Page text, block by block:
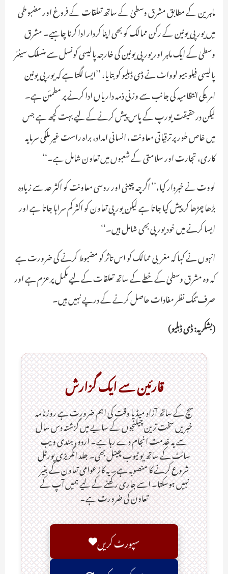
ماہرین کے مطابق مشرق وسطیٰ کے ساتھ تعلقات کے فروغ اور مضبوطی
میں یورپی یونین کے رکن ممالک کو بھی اپنا کردار ادا کرنا چاہیے۔ مشرق
وسطیٰ کے ایک ماہر اور یورپی یونین کی خارجہ پالیسی کونسل سے منسلک سینئر
پالیسی فیلو ہیو لوواٹ نے ڈی ڈبلیو کو بتایا، ’’ایسا لگتا ہے کہ یورپی یونین
امریکی انتظامیہ کی جانب سے وزنی ذمہ داریاں ادا کرنے پر مطمئن ہے۔
لیکن درحقیقت یورپ کے پاس پیش کرنےکے لیے بہت کچھ ہے جس
میں خاص طور پر ترقیاتی معاونت، انسانی امداد، براہ راست غیر ملکی سرمایہ
کاری، تجارت اور سلامتی کے شعبوں میں تعاون شامل ہے۔‘‘
لووت نے خبردار کیا،’’ اگرچہ چینی اور روسی معاونت کو اکثر حد سے زیادہ
بڑھا چڑھا کر پیش کیا جاتا ہے لیکن یورپی تعاون کو اکثر کم سراہا جاتا ہے اور
ایسا کرنے میں خود یورپی بھی شامل ہیں۔‘‘
انہوں نے کہا کہ مغربی ممالک کو اس تاثر کو مضبوط کرنے کی ضرورت ہے
کہ وہ مشرق وسطیٰ کے خطے کے ساتھ تعلقات کے لیے مکمل پرعزم ہے اور
صرف تنگ نظر مفادات حاصل کرنے کے درپے نہیں ہیں۔
(بشکریہ: ڈی ڈبلیو)
قارئین سے ایک گزارش
سچ کے ساتھ آزاد میڈیا وقت کی اہم ضرورت ہےـ روزنامہ
خبریں سخت ترین چیلنجوں کے سایے میں گزشتہ دس سال
سے یہ خدمت انجام دے رہا ہے۔ اردو، ہندی ویب
سائٹ کے ساتھ یو ٹیوب چینل بھی۔ جلد انگریزی پورٹل
شروع کرنے کا منصوبہ ہے۔ یہ کاز عوامی تعاون کے بغیر
نہیں ہوسکتا۔ اسے جاری رکھنے کے لیے ہمیں آپ کے
تعاون کی ضرورت ہے۔
سپورٹ کریں